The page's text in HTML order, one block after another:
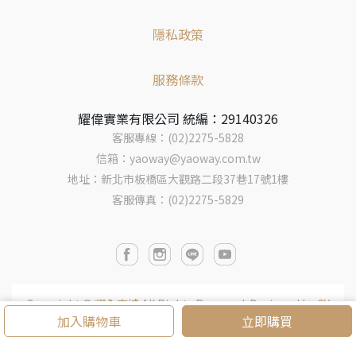
加入購物車 立即購買
隱私政策
服務條款
耀偉實業有限公司 統編：29140326
客服專線：(02)2275-5828
信箱：yaoway@yaoway.com.tw
地址：新北市板橋區大觀路二段37巷17號1樓
客服傳真：(02)2275-5829
Copyright ©耀全商城All Rights Reserved.Designed byCY